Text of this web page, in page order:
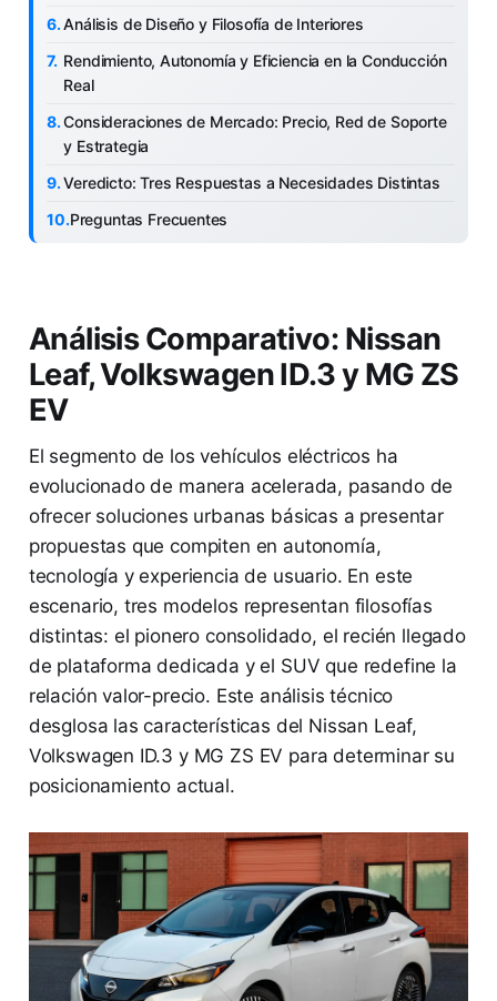
Análisis de Diseño y Filosofía de Interiores
Rendimiento, Autonomía y Eficiencia en la Conducción
Real
Consideraciones de Mercado: Precio, Red de Soporte
y Estrategia
Veredicto: Tres Respuestas a Necesidades Distintas
Preguntas Frecuentes
Análisis Comparativo: Nissan
Leaf, Volkswagen ID.3 y MG ZS
EV
El segmento de los vehículos eléctricos ha
evolucionado de manera acelerada, pasando de
ofrecer soluciones urbanas básicas a presentar
propuestas que compiten en autonomía,
tecnología y experiencia de usuario. En este
escenario, tres modelos representan filosofías
distintas: el pionero consolidado, el recién llegado
de plataforma dedicada y el SUV que redefine la
relación valor-precio. Este análisis técnico
desglosa las características del Nissan Leaf,
Volkswagen ID.3 y MG ZS EV para determinar su
posicionamiento actual.